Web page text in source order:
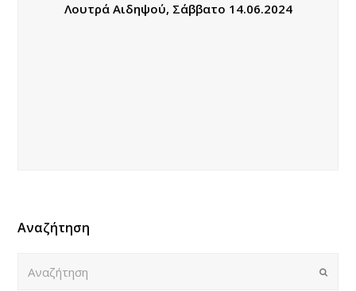
Λουτρά Αιδηψού, Σάββατο 14.06.2024
Αναζήτηση
Submit